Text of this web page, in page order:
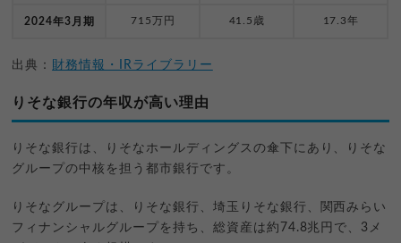
2024年3月期 715万円 41.5歳 17.3年
出典： 財務情報・IRライブラリー
りそな銀行の年収が高い理由
りそな銀行は、りそなホールディングスの傘下にあり、りそな
グループの中核を担う都市銀行です。
りそなグループは、りそな銀行、埼玉りそな銀行、関西みらい
フィナンシャルグループを持ち、総資産は約74.8兆円で、3メ